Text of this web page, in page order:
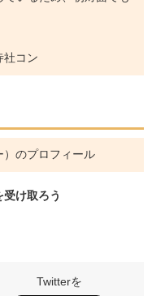
コン
のプロフィール
受け取ろう